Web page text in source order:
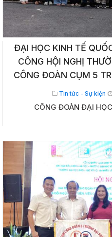
ĐẠI HỌC KINH TẾ
CÔNG HỘI NGHỊ
CÔNG ĐOÀN CỤM 5
Tin tức - Sự kiện
CÔNG ĐOÀN ĐẠI